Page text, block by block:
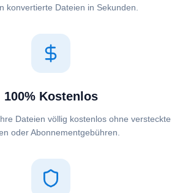
konvertierte Dateien in Sekunden.
100% Kostenlos
Dateien völlig kostenlos ohne versteckte
oder Abonnementgebühren.